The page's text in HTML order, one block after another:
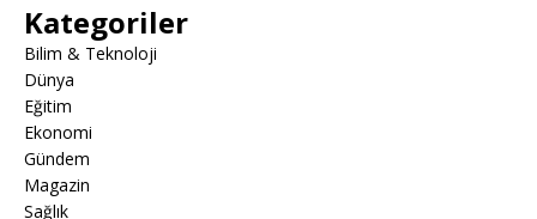
Kategoriler
Bilim & Teknoloji
Dünya
Eğitim
Ekonomi
Gündem
Magazin
Sağlık